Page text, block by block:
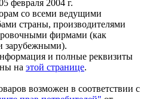
февраля 2004 г.
со всеми ведущими
страны, производителями
фирмами (как
зарубежными).
и полные реквизиты
на этой странице.
возможен в соответствии с